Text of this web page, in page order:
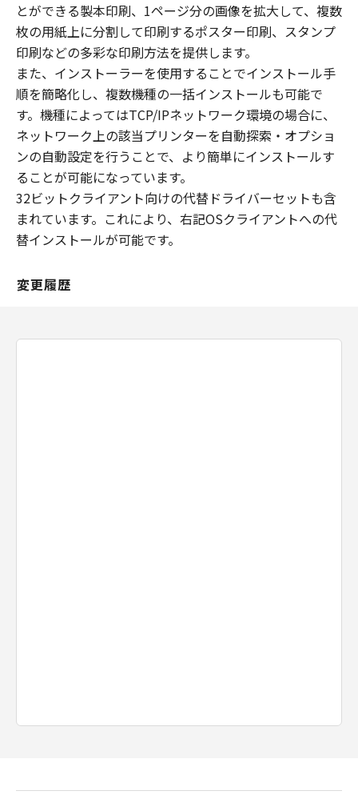
とができる製本印刷、1ページ分の画像を拡大して、複数
枚の用紙上に分割して印刷するポスター印刷、スタンプ
印刷などの多彩な印刷方法を提供します。
また、インストーラーを使用することでインストール手
順を簡略化し、複数機種の一括インストールも可能で
す。機種によってはTCP/IPネットワーク環境の場合に、
ネットワーク上の該当プリンターを自動探索・オプショ
ンの自動設定を行うことで、より簡単にインストールす
ることが可能になっています。
32ビットクライアント向けの代替ドライバーセットも含
まれています。これにより、右記OSクライアントへの代
替インストールが可能です。
変更履歴